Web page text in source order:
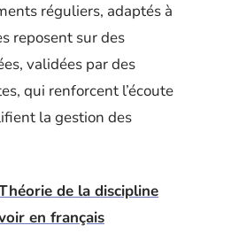
réguliers, adaptés à
reposent sur des
validées par des
qui renforcent l’écoute
la gestion des
de la discipline
en français